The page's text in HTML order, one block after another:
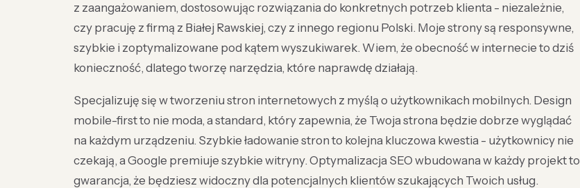
z zaangażowaniem, dostosowując rozwiązania do konkretnych potrzeb klienta - niezależnie,
czy pracuję z firmą z Białej Rawskiej, czy z innego regionu Polski. Moje strony są responsywne,
szybkie i zoptymalizowane pod kątem wyszukiwarek. Wiem, że obecność w internecie to dziś
konieczność, dlatego tworzę narzędzia, które naprawdę działają.
Specjalizuję się w tworzeniu stron internetowych z myślą o użytkownikach mobilnych. Design
mobile-first to nie moda, a standard, który zapewnia, że Twoja strona będzie dobrze wyglądać
na każdym urządzeniu. Szybkie ładowanie stron to kolejna kluczowa kwestia - użytkownicy nie
czekają, a Google premiuje szybkie witryny. Optymalizacja SEO wbudowana w każdy projekt to
gwarancja, że będziesz widoczny dla potencjalnych klientów szukających Twoich usług.